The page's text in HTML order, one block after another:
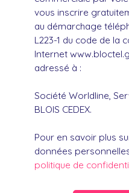
vous inscrire
au démarchage
L223-1 du code de la
Internet
adressé à :
Société Worldline,
BLOIS CEDEX.
Pour en savoir plus
données
politique de